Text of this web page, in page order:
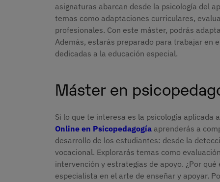
asignaturas abarcan desde la psicología del
temas como adaptaciones curriculares,
profesionales. Con este máster, podrás
Además, estarás preparado para trabajar en
dedicadas a la educación especial.
Máster en
Si lo que te interesa es la psicología aplicada
Online en Psicopedagogía aprenderás a
desarrollo de los estudiantes: desde la
vocacional. Explorarás temas como
intervención y estrategias de apoyo. ¿Por
especialista en el arte de enseñar y apoyar.